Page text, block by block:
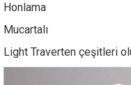
Honlama
Mucartalı
Light Traverten çeşitleri